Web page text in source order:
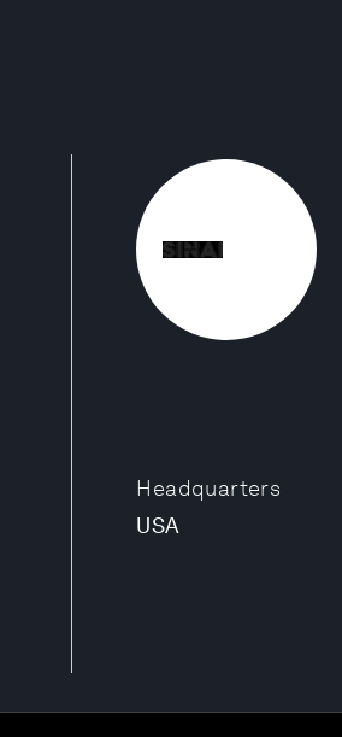
Headquarters
USA